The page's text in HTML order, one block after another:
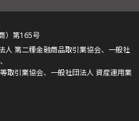
）第165号
人 第二種金融商品取引業協会、一般社
取引業協会、一般社団法人 資産運用業